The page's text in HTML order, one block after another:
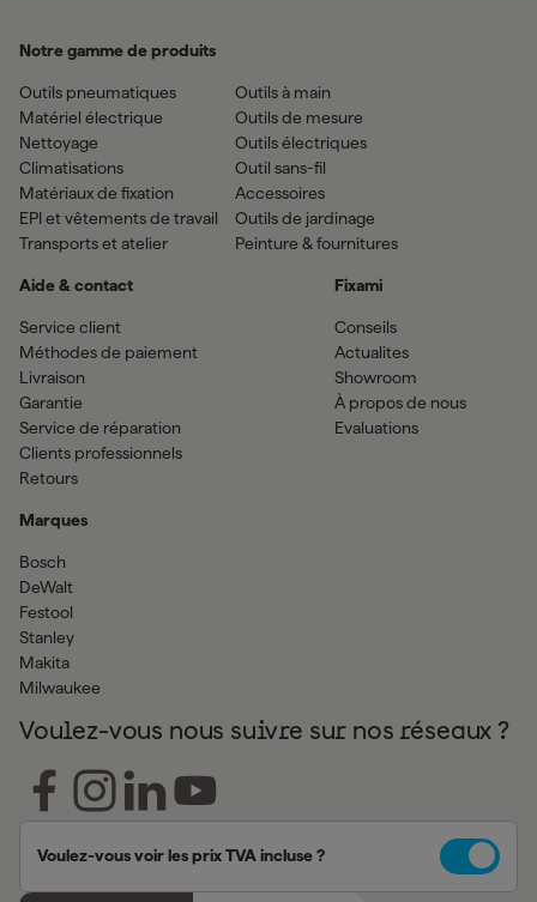
Notre gamme de produits
Outils pneumatiques
Matériel électrique
Nettoyage
Climatisations
Matériaux de fixation
EPI et vêtements de travail
Transports et atelier
Outils à main
Outils de mesure
Outils électriques
Outil sans-fil
Accessoires
Outils de jardinage
Peinture & fournitures
Aide & contact
Service client
Méthodes de paiement
Livraison
Garantie
Service de réparation
Clients professionnels
Retours
Marques
Bosch
DeWalt
Festool
Stanley
Makita
Milwaukee
Fixami
Conseils
Actualites
Showroom
À propos de nous
Evaluations
Voulez-vous nous suivre sur nos réseaux ?
Voulez-vous voir les prix TVA incluse ?